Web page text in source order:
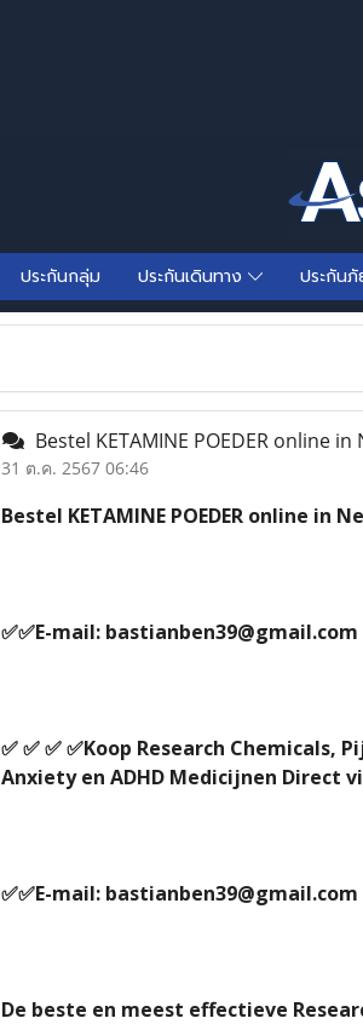
ประกันกลุ่ม ประกันเดินทาง ประกัน
Bestel KETAMINE POEDER online
31 ต.ค. 2567 06:46
Bestel KETAMINE POEDER online
✅✅E-mail: bastianben39@gmail.com
✅ ✅ ✅ ✅Koop Research
Anxiety en ADHD Medicijnen Direct
✅✅E-mail: bastianben39@gmail.com
De beste en meest effectieve